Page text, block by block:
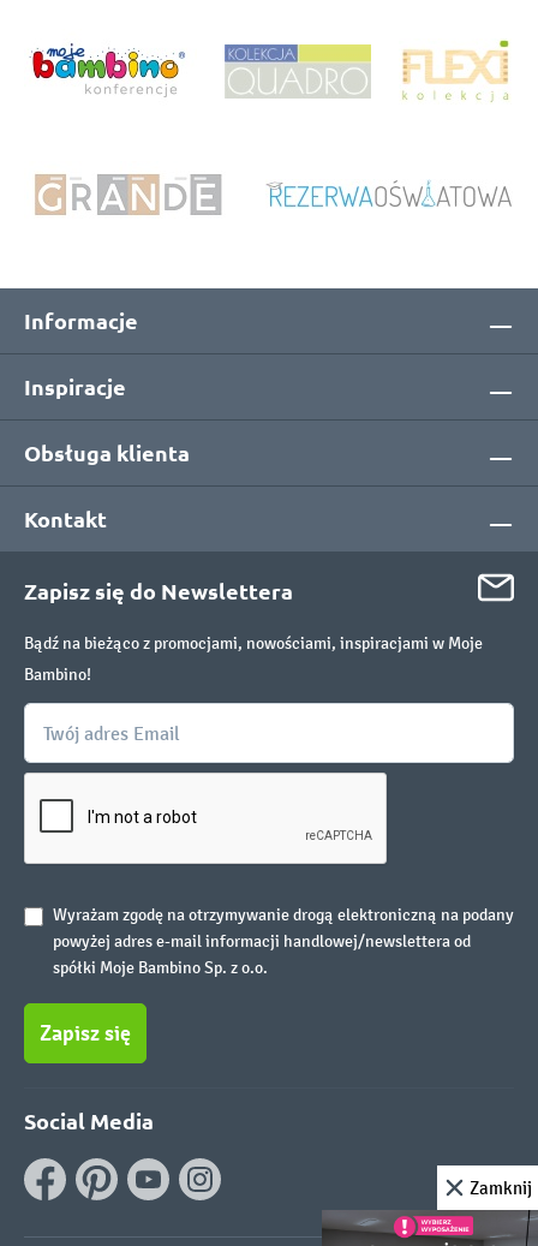
Informacje
Inspiracje
Obsługa klienta
Kontakt
Zapisz się do Newslettera
Bądź na bieżąco z promocjami, nowościami, inspiracjami w Moje
Bambino!
Wyrażam zgodę na otrzymywanie drogą elektroniczną na podany
powyżej adres e-mail informacji handlowej/newslettera od
spółki Moje Bambino Sp. z o.o.
Zapisz się
Social Media
Zamknij